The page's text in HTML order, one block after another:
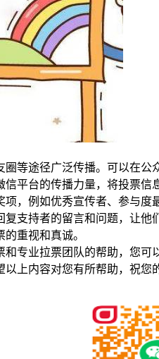
等途径广泛传播。可以在
平台的传播力量，将投票信
，例如优秀宣传者、参与
支持者的留言和问题，让
重视和真诚。
专业拉票团队的帮助，您
上内容对您有所帮助，祝您